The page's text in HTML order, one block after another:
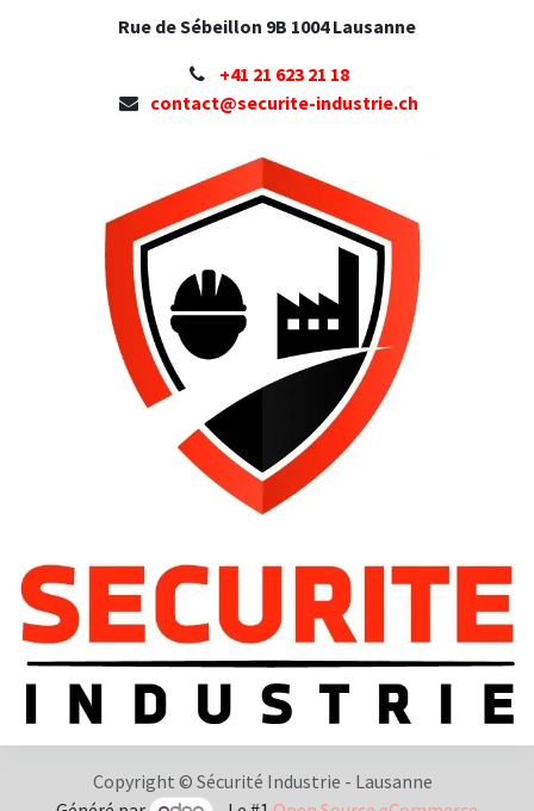
Rue de Sébeillon 9B 1004 Lausanne
+41 ​21 623 21 18
contact@securite-industrie.ch
Copyright © Sécurité Industrie - Lausanne